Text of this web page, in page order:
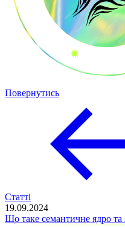
Повернутись
Статті
19.09.2024
Що таке семантичне ядро ​​та